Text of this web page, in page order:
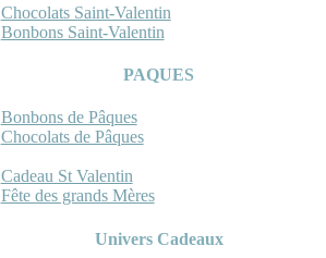
Chocolats Saint-Valentin
Bonbons Saint-Valentin
PAQUES
Bonbons de Pâques
Chocolats de Pâques
Cadeau St Valentin
Fête des grands Mères
Univers Cadeaux